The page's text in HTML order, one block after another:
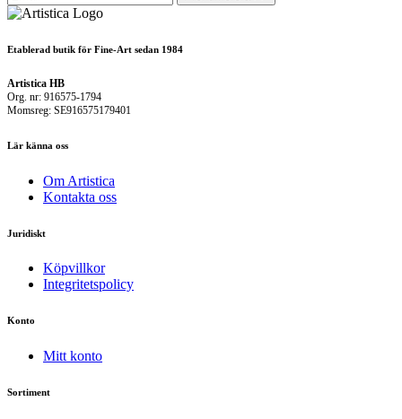
Etablerad butik för Fine-Art sedan 1984
Artistica HB
Org. nr: 916575-1794
Momsreg: SE916575179401
Lär känna oss
Om Artistica
Kontakta oss
Juridiskt
Köpvillkor
Integritetspolicy
Konto
Mitt konto
Sortiment